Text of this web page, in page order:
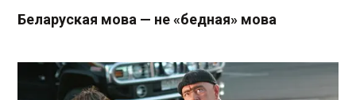
Беларуская мова — не «бедная» мова